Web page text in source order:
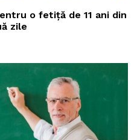
o fetiță de 11 ani din
zile